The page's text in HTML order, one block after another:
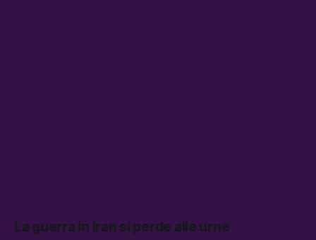
La guerra in Iran si perde alle urne